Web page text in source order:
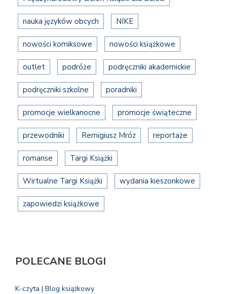
nauka języków obcych NIKE
nowości komiksowe nowości książkowe
outlet podróże podręczniki akademickie
podręczniki szkolne poradniki
promocje wielkanocne promocje świąteczne
przewodniki Remigiusz Mróz reportaże
romanse Targi Książki
Wirtualne Targi Książki wydania kieszonkowe
zapowiedzi książkowe
POLECANE BLOGI
K-czyta | Blog książkowy